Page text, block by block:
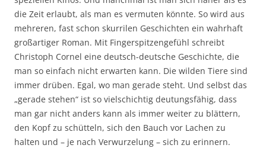
die Zeit erlaubt, als man es vermuten könnte. So wird aus
mehreren, fast schon skurrilen Geschichten ein wahrhaft
großartiger Roman. Mit Fingerspitzengefühl schreibt
Christoph Cornel eine deutsch-deutsche Geschichte, die
man so einfach nicht erwarten kann. Die wilden Tiere sind
immer drüben. Egal, wo man gerade steht. Und selbst das
„gerade stehen“ ist so vielschichtig deutungsfähig, dass
man gar nicht anders kann als immer weiter zu blättern,
den Kopf zu schütteln, sich den Bauch vor Lachen zu
halten und – je nach Verwurzelung – sich zu erinnern.